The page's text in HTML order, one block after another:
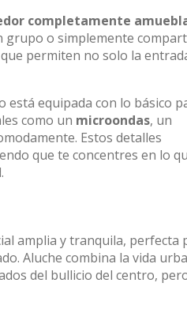
completamente
grupo o simplemente
permiten no solo la
equipada con lo básico
como un microondas, un
Estos detalles
que te concentres en lo
amplia y tranquila, perfecta
Aluche combina la vida
del bullicio del centro,